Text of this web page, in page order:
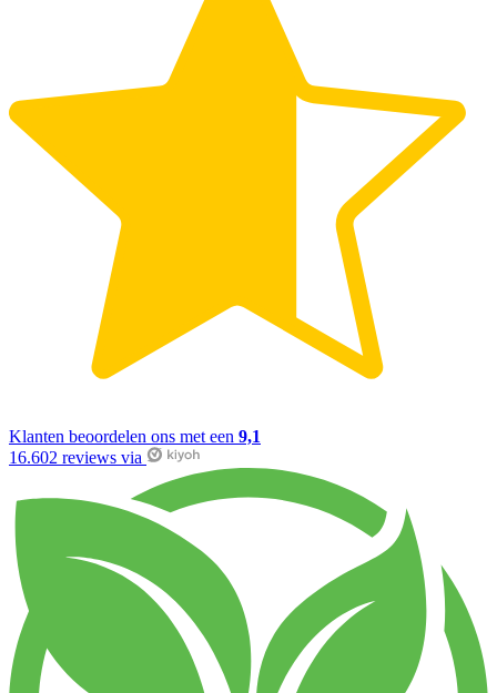
Klanten beoordelen ons met een 9,1
16.602 reviews via